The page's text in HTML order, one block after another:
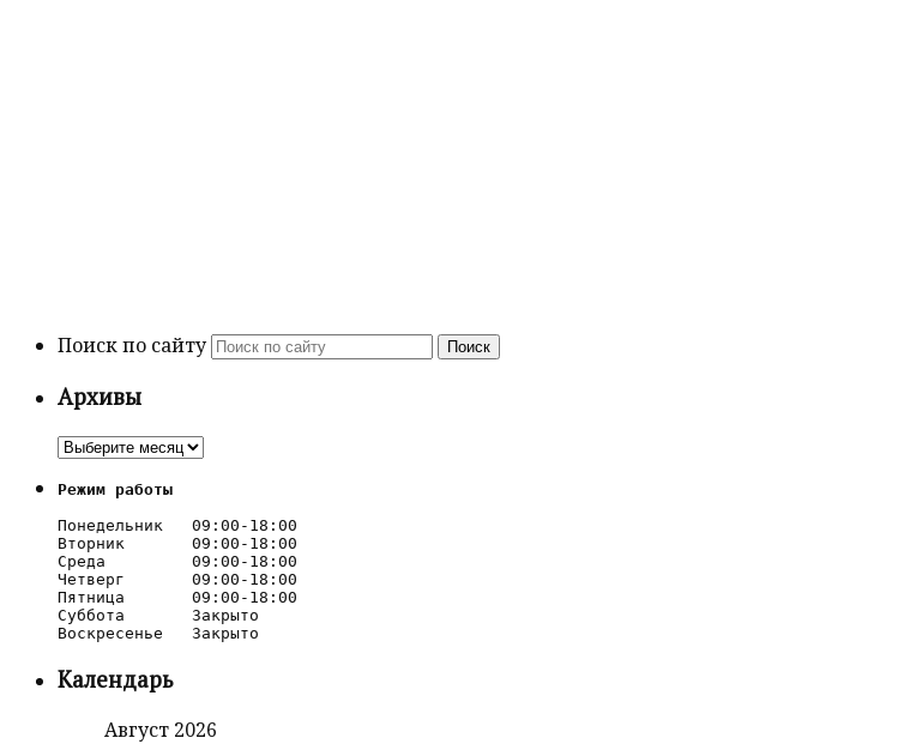
Поиск по сайту Поиск
Архивы
Архивы
Режим работы
Понедельник   09:00-18:00
Вторник       09:00-18:00
Среда         09:00-18:00
Четверг       09:00-18:00
Пятница       09:00-18:00
Суббота       Закрыто
Календарь
Август 2026